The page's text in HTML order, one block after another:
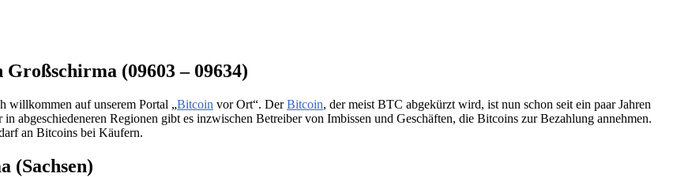
(09603 – 09634)
willkommen auf unserem Portal „Bitcoin vor Ort“. DerBitcoin, der meist BTC abgekürzt wird, ist nun schon seit ein paar Jahren
abgeschiedeneren Regionen gibt es inzwischen Betreiber von Imbissen und Geschäften, die Bitcoins zur Bezahlung annehmen.
an Bitcoins bei Käufern.
(Sachsen)